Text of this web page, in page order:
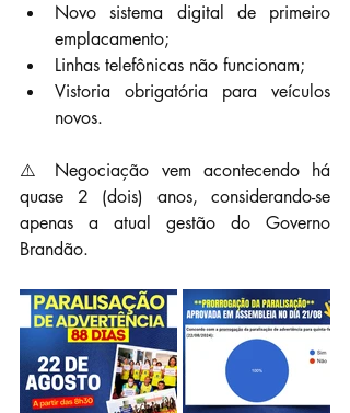
Novo sistema digital de primeiro
emplacamento;
Linhas telefônicas não funcionam;
Vistoria obrigatória para veículos
novos.
⚠️ Negociação vem acontecendo há
quase 2 (dois) anos, considerando-se
apenas a atual gestão do Governo
Brandão.